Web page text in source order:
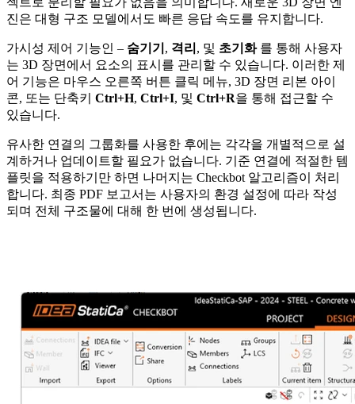
진은 대형 구조 모델에서도 빠른 응답 속도를 유지합니다.
가시성 제어 기능인 – 숨기기 , 격리 , 및 초기화 를 통해 사용자
는 3D 장면에서 요소의 표시를 관리할 수 있습니다. 이러한 제
어 기능은 마우스 오른쪽 버튼 클릭 메뉴, 3D 장면 리본 아이
콘, 또는 단축키 Ctrl+H, Ctrl+I, 및 Ctrl+R을 통해 접근할 수
있습니다.
유사한 연결의 그룹화를 사용한 후에는 각각을 개별적으로 설
계하거나 업데이트할 필요가 없습니다. 기준 연결에 적절한 템
플릿을 적용하기만 하면 나머지는 Checkbot 알고리즘이 처리
합니다. 최종 PDF 보고서는 사용자의 환경 설정에 따라 작성
되며 전체 구조물에 대해 한 번에 생성됩니다.